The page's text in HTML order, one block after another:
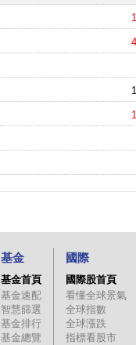
基金
基金首頁
基金速配
智慧篩選
基金排行
基金總覽
國際
國際股首頁
看懂全球景氣
全球指數
全球漲跌
指標看股市